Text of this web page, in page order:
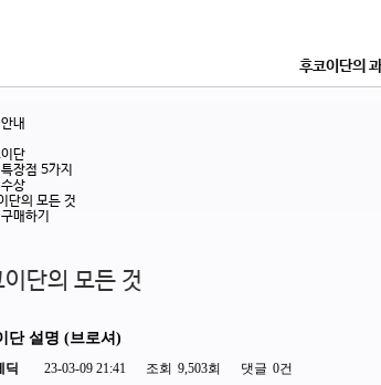
후코이단의
내
단
장점 5가지
상
단의 모든 것
매하기
단의 모든 것
단 설명 (브로셔)
딕 23-03-09 21:41 조회 9,503회 댓글 0건